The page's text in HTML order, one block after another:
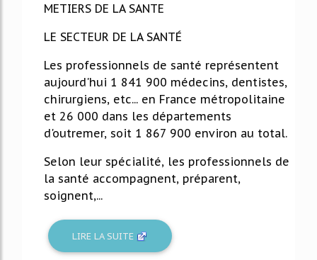
METIERS DE LA SANTE
LE SECTEUR DE LA SANTÉ
Les professionnels de santé représentent
aujourd'hui 1 841 900 médecins, dentistes,
chirurgiens, etc... en France métropolitaine
et 26 000 dans les départements
d'outremer, soit 1 867 900 environ au total.
Selon leur spécialité, les professionnels de
la santé accompagnent, préparent,
soignent,...
LIRE LA SUITE